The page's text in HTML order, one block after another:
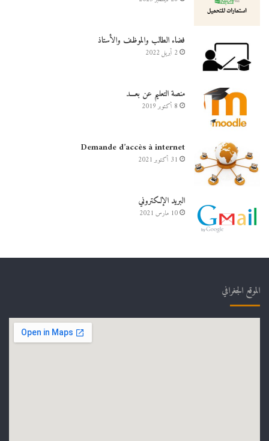
فضاء الطالب والموظف والأستاذ
2 أبريل 2022
منصة التعليم عن بعـــد
8 أكتوبر 2019
Demande d’accès à internet
31 أكتوبر 2021
البريد الإلكتروني
10 مارس 2021
الموقع الجغرافي